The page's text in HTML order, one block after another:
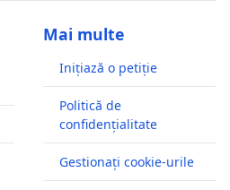
Mai multe
Inițiază o petiție
Politică de
confidențialitate
Gestionați cookie-urile